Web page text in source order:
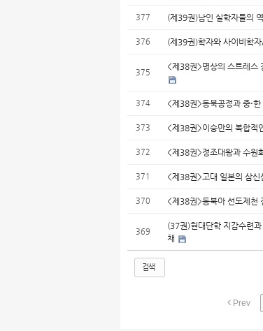
377 (제39권)남인 실학자들의
376 (제39권)학자와 사이비학
375
<제38권>명상의 스트레스
374 <제38권>동북공정과 중⋅한
373 <제38권>이승만의 복합적
372 <제38권>정조대왕과 수원
371 <제38권>고대 일본의 삼
370 <제38권>동북아 선도제천
369
(37권)현대단학 지감수련
채
검색
Prev